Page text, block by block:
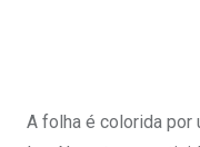
A folha é colorida por